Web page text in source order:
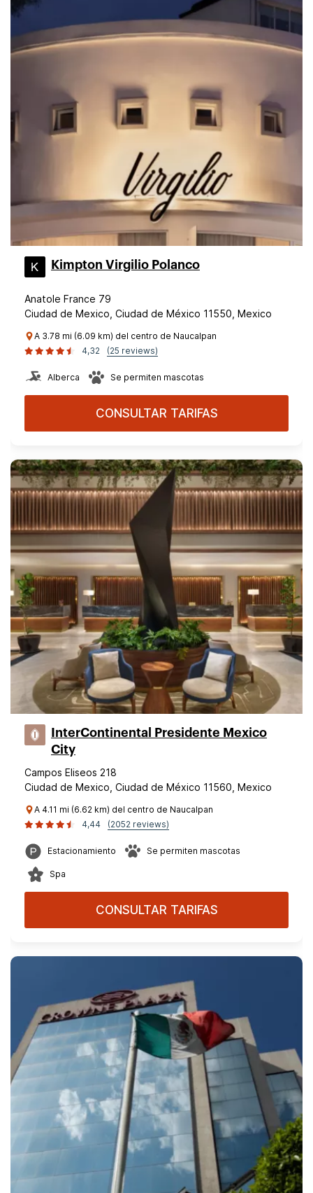
Kimpton Virgilio Polanco
Anatole France 79
Ciudad de Mexico, Ciudad de México 11550, Mexico
A 3.78 mi (6.09 km) del centro de Naucalpan
4,32
(25 reviews)
Alberca Se permiten mascotas
CONSULTAR TARIFAS
InterContinental Presidente Mexico
City
Campos Eliseos 218
Ciudad de Mexico, Ciudad de México 11560, Mexico
A 4.11 mi (6.62 km) del centro de Naucalpan
4,44
(2052 reviews)
Estacionamiento Se permiten mascotas
Spa
CONSULTAR TARIFAS